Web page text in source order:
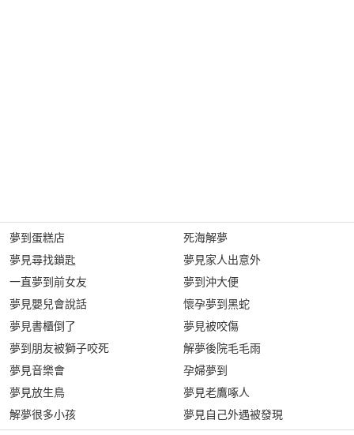
夢到蛋糕店
夢見尋找鎖匙
一直夢到前女友
夢見嬰兒會說話
夢見書櫃倒了
夢到朋友被獅子咬死
夢見音樂會
夢見放生鳥
解夢很多小孩
死海解夢
夢見家人出意外
夢到沖大便
懷孕夢到黑蛇
夢見被咬傷
解夢後院毛毛雨
孕婦夢到
夢見老鷹啄人
夢見自己外遇被發現